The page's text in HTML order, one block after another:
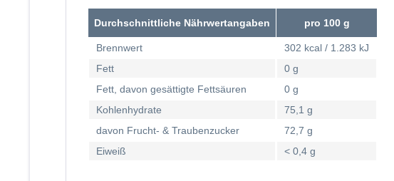
Durchschnittliche Nährwertangaben pro 100 g
Brennwert
302 kcal / 1.283 kJ
Fett
0 g
Fett, davon gesättigte Fettsäuren
0 g
Kohlenhydrate
75,1 g
davon Frucht- & Traubenzucker
72,7 g
Eiweiß
< 0,4 g